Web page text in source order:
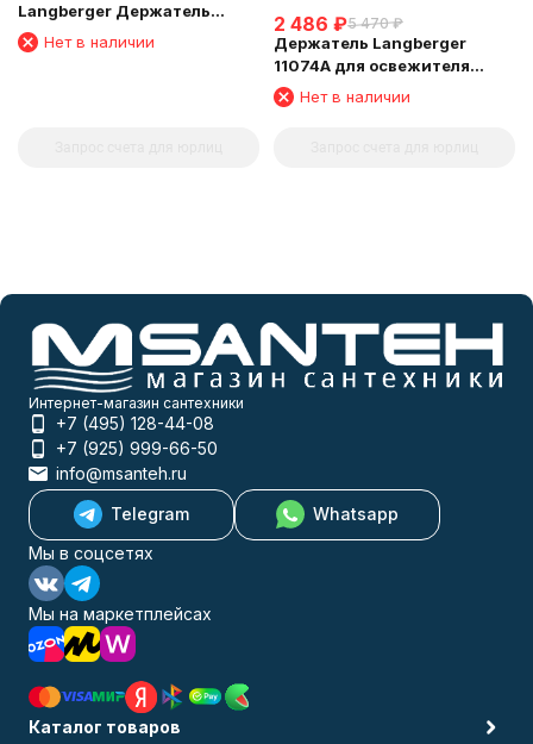
Langberger Держатель
аксессуаров и полотенца 60
см 11004B
Нет в наличии
2 486 ₽5 470 ₽
Держатель Langberger
11074A для освежителя
воздуха
Нет в наличии
Интернет-магазин сантехники
+7 (495) 128-44-08
+7 (925) 999-66-50
info@msanteh.ru
Telegram
Whatsapp
Мы в соцсетях
Мы на маркетплейсах
Каталог товаров